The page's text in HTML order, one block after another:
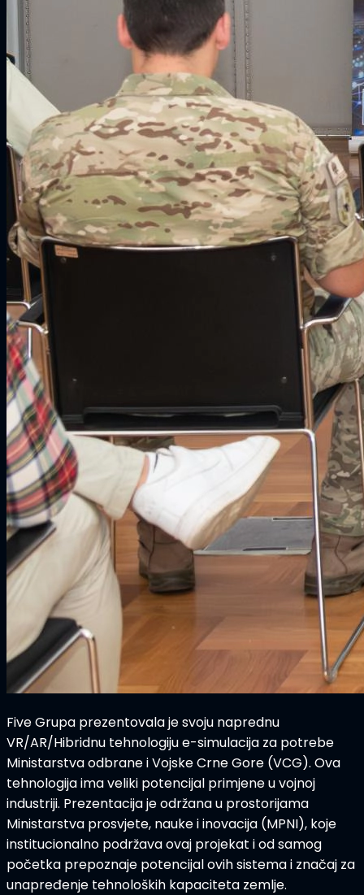
Five Grupa prezentovala je svoju naprednu
VR/AR/Hibridnu tehnologiju e-simulacija za potrebe
Ministarstva odbrane i Vojske Crne Gore (VCG). Ova
tehnologija imaveliki potencijal primjene u vojnoj
industriji. Prezentacija je održana u prostorijama
Ministarstva prosvjete, nauke i inovacija (MPNI), koje
institucionalno podržava ovaj projekat i od samog
početka prepoznaje potencijal ovih sistema i značaj za
unapređenje tehnoloških kapaciteta zemlje.